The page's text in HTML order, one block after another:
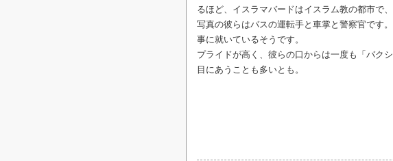
るほど、イスラマバードはイスラム教の都市で
写真の彼らはバスの運転手と車掌と警察官です
事に就いているそうです。
プライドが高く、彼らの口からは一度も「バク
目にあうことも多いとも。